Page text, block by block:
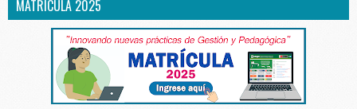
MATRÍCULA 2025